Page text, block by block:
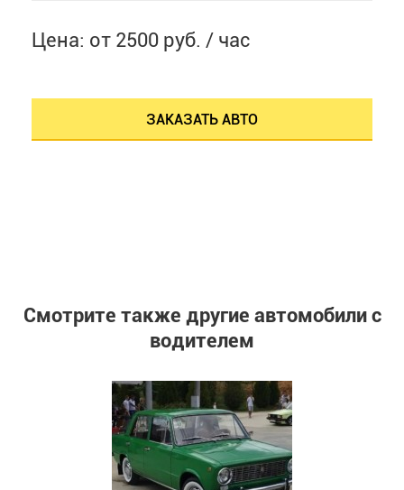
Цена: от 2500 руб. / час
ЗАКАЗАТЬ АВТО
Смотрите также другие автомобили с
водителем